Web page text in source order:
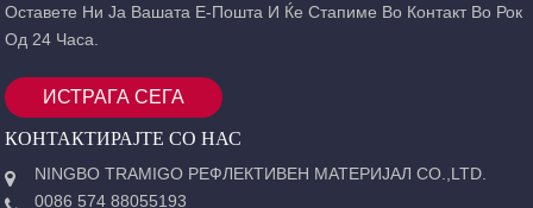
Оставете Ни Ја Вашата Е-Пошта И Ќе Стапиме Во Контакт Во Рок
Од 24 Часа.
ИСТРАГА СЕГА
КОНТАКТИРАЈТЕ СО НАС
NINGBO TRAMIGO РЕФЛЕКТИВЕН МАТЕРИЈАЛ CO.,LTD.
0086 574 88055193